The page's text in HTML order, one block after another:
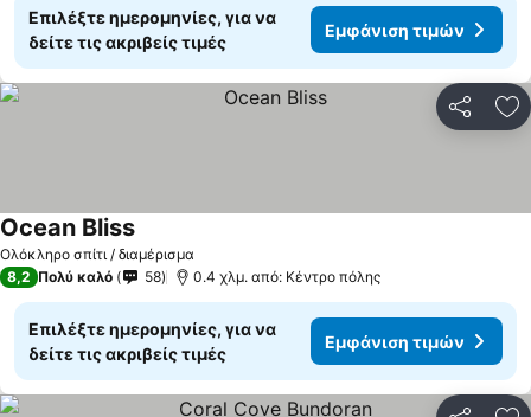
Επιλέξτε ημερομηνίες, για να
δείτε τις ακριβείς τιμές
Εμφάνιση τιμών
Ολόκληρο σπίτι / διαμέρισμα
Ocean BlissΕμφάνιση τιμών
8,2 Πολύ καλό 58 0.4 χλμ. από: Κέντρο πόλης
Επιλέξτε ημερομηνίες, για να
δείτε τις ακριβείς τιμές
Εμφάνιση τιμών